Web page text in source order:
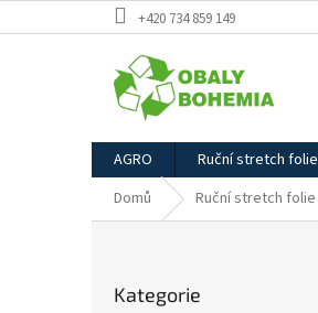
na
+420 734 859 149
AGRO Ruční stretch folie
Domů
Ruční stretch folie
kategorie
Kategorie